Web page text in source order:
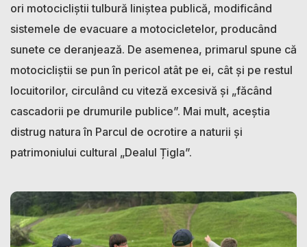
ori motocicliștii tulbură liniștea publică, modificând
sistemele de evacuare a motocicletelor, producând
sunete ce deranjează. De asemenea, primarul spune că
motocicliștii se pun în pericol atât pe ei, cât și pe restul
locuitorilor, circulând cu viteză excesivă și „făcând
cascadorii pe drumurile publice”. Mai mult, aceștia
distrug natura în Parcul de ocrotire a naturii și
patrimoniului cultural „Dealul Țigla”.